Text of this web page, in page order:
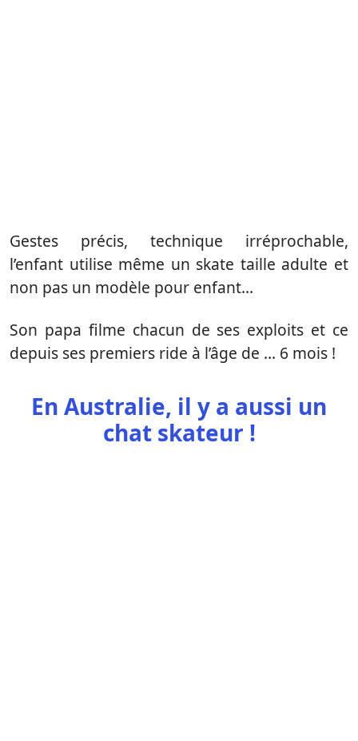
Gestes précis, technique irréprochable,
l’enfant utilise même un skate taille adulte et
non pas un modèle pour enfant…
Son papa filme chacun de ses exploits et ce
depuis ses premiers ride à l’âge de … 6 mois !
En Australie, il y a aussi un
chat skateur !